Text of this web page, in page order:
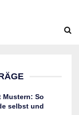
Mustern: So
selbst und